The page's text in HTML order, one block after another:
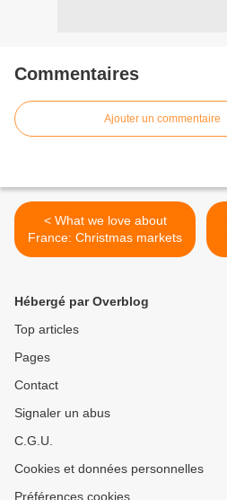
Commentaires
Ajouter un commentaire
< What we love about
France: Christmas markets
Hébergé par Overblog
Top articles
Pages
Contact
Signaler un abus
C.G.U.
Cookies et données personnelles
Préférences cookies